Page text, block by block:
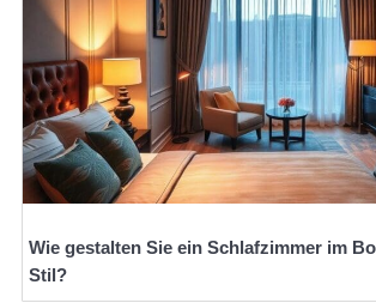
Wie gestalten Sie ein Schlafzimmer im
Stil?